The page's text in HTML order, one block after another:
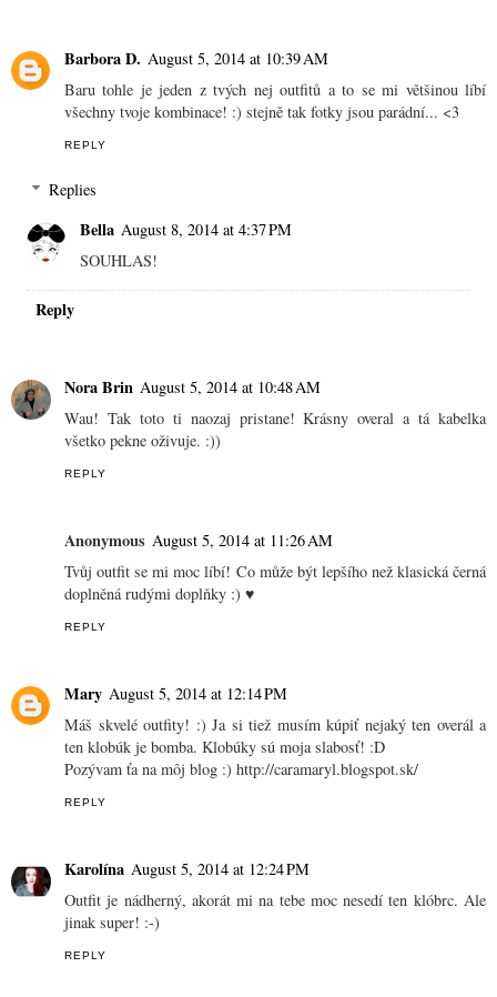
Barbora D. August 5, 2014 at 10:39 AM
Baru tohle je jeden z tvých nej outfitů a to se mi většinou líbí
všechny tvoje kombinace! :) stejně tak fotky jsou parádní... <3
REPLY
Replies
Bella August 8, 2014 at 4:37 PM
SOUHLAS!
Reply
Nora Brin August 5, 2014 at 10:48 AM
Wau! Tak toto ti naozaj pristane! Krásny overal a tá kabelka
všetko pekne oživuje. :))
REPLY
Anonymous August 5, 2014 at 11:26 AM
Tvůj outfit se mi moc líbí! Co může být lepšího než klasická černá
doplněná rudými doplňky :) ♥
REPLY
Mary August 5, 2014 at 12:14 PM
Máš skvelé outfity! :) Ja si tiež musím kúpiť nejaký ten overál a
ten klobúk je bomba. Klobúky sú moja slabosť! :D
Pozývam ťa na môj blog :) http://caramaryl.blogspot.sk/
REPLY
Karolína August 5, 2014 at 12:24 PM
Outfit je nádherný, akorát mi na tebe moc nesedí ten klóbrc. Ale
jinak super! :-)
REPLY